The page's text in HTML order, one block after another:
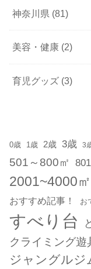
神奈川県 (81)
美容・健康 (2)
育児グッズ (3)
0歳 1歳 2歳 3歳 3
501～800㎡
2001~4000㎡
おすすめ記事！ お
すべり台
クライミング遊
ジャングルジ